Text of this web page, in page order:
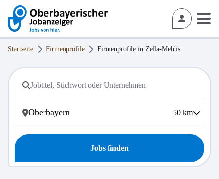
Startseite Firmenprofile Firmenprofile in Zella-Mehlis
50 km
Jobs finden